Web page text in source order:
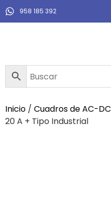
958 185 392
Inicio / Cuadros de AC-DC
20 A + Tipo Industrial